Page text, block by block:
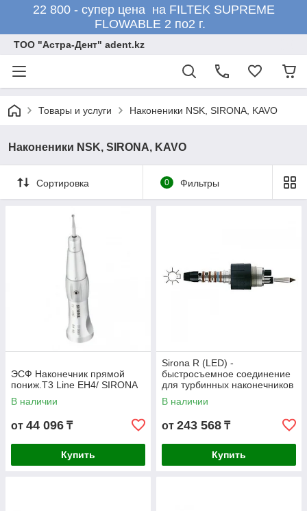
22 800 - супер цена на FILTEK SUPREME
FLOWABLE 2 по2 г.
ТОО "Астра-Дент" adent.kz
Товары и услуги Наконеники NSK, SIRONA, KAVO
Наконеники NSK, SIRONA, KAVO
Сортировка 0 Фильтры
ЭСФ Наконечник прямой
пониж.T3 Line ЕН4/ SIRONA
В наличии
от 44 096 ₸
Купить
Sirona R (LED) -
быстросъемное соединение
для турбинных наконечников
серии Т1/T2 | Sirona
(Германия)
В наличии
от 243 568 ₸
Купить